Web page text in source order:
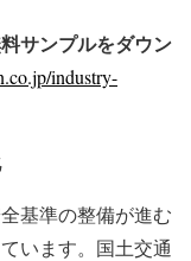
サンプルをダウン
industry-
基準の整備が進む
います。国土交通